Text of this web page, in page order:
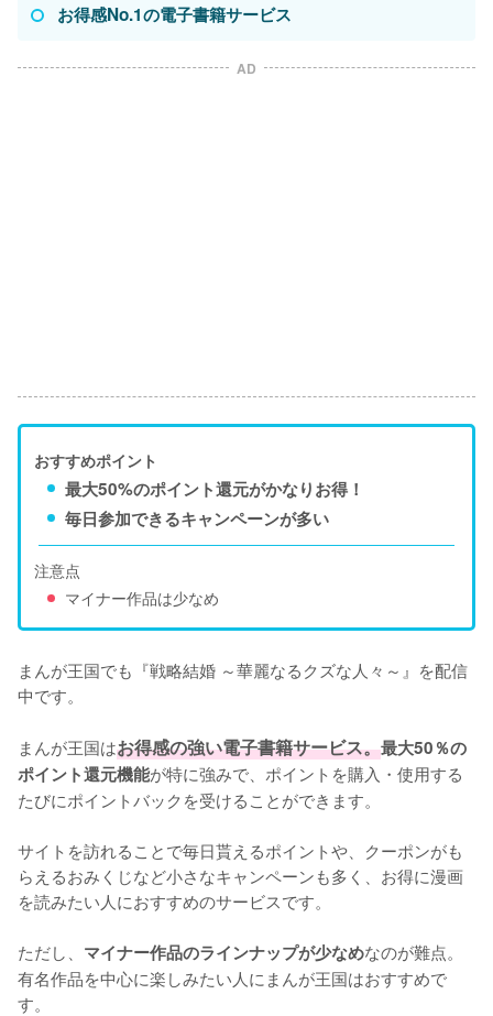
お得感No.1の電子書籍サービス
AD
おすすめポイント
最大50%のポイント還元がかなりお得！
毎日参加できるキャンペーンが多い
注意点
マイナー作品は少なめ
まんが王国でも『戦略結婚 ～華麗なるクズな人々～』を配信
中です。
まんが王国はお得感の強い電子書籍サービス。最大50％の
ポイント還元機能が特に強みで、ポイントを購入・使用する
たびにポイントバックを受けることができます。
サイトを訪れることで毎日貰えるポイントや、クーポンがも
らえるおみくじなど小さなキャンペーンも多く、お得に漫画
を読みたい人におすすめのサービスです。
ただし、 マイナー作品のラインナップが少なめなのが難点。
有名作品を中心に楽しみたい人にまんが王国はおすすめで
す。